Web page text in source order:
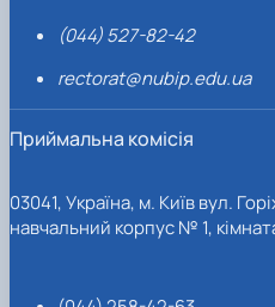
(044) 527-82-42
rectorat@nubip.edu.ua
Приймальна комісія
03041, Україна, м. Київ вул.
навчальний корпус № 1,